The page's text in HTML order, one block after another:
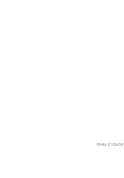
PUBLICIDADE